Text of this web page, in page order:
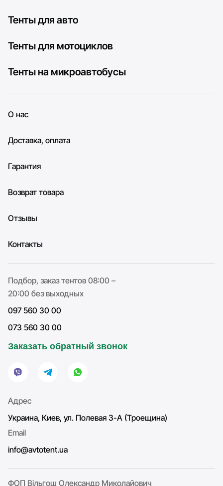
Тенты для авто
Тенты для мотоциклов
Тенты на микроавтобусы
О нас
Доставка, оплата
Гарантия
Возврат товара
Отзывы
Контакты
Подбор, заказ тентов 08:00 –
20:00 без выходных
097 560 30 00
073 560 30 00
Заказать обратный звонок
Адрес
Украина, Киев, ул. Полевая 3-А (Троещина)
Email
info@avtotent.ua
ФОП Вільгош Олександр Миколайович